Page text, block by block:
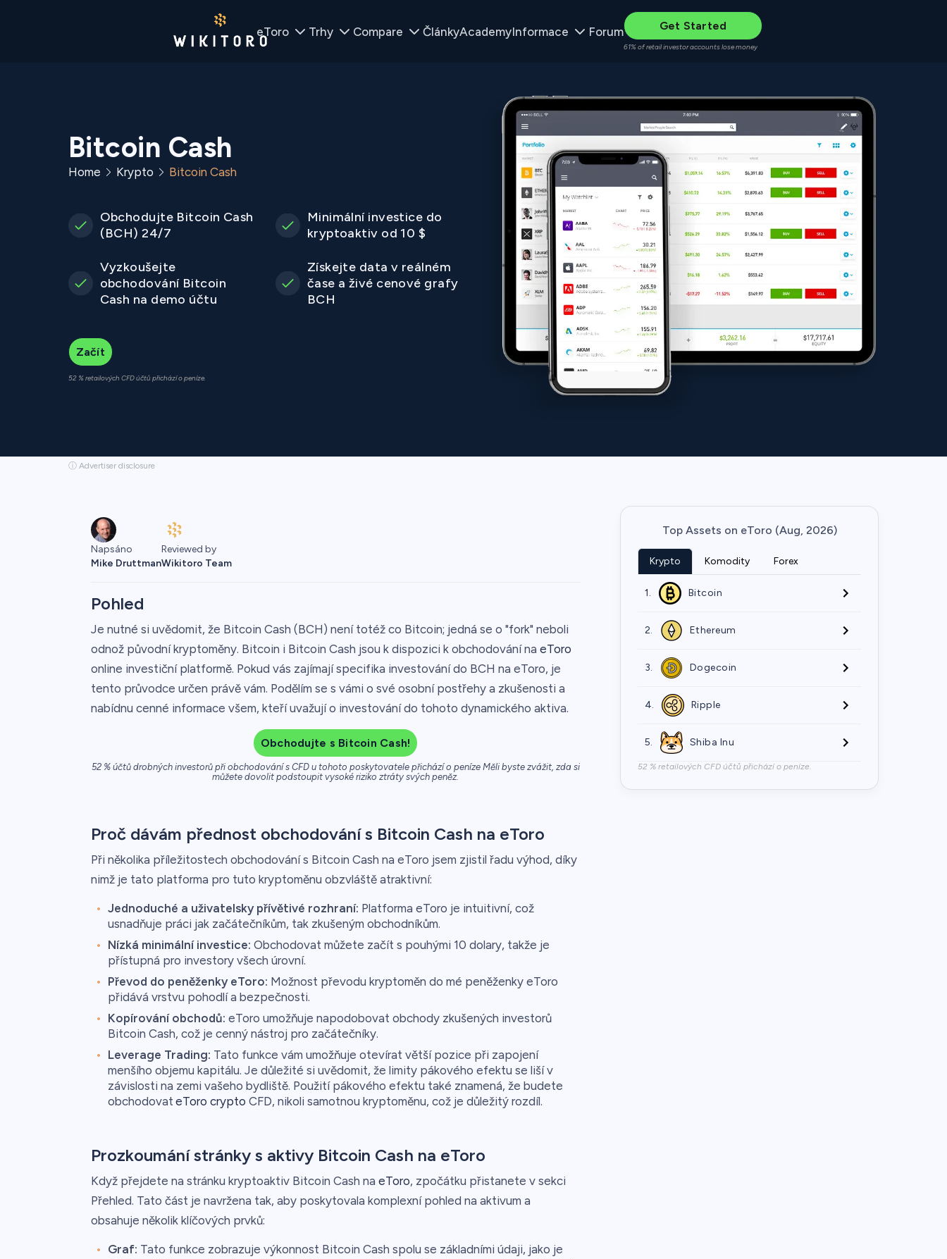
eToro Trhy Compare ČlánkyAcademyInformace Forum Get Started
61% of retail investor accounts lose money
Bitcoin Cash
Home Krypto Bitcoin Cash
Obchodujte Bitcoin Cash
(BCH) 24/7
Minimální investice do
kryptoaktiv od 10 $
Vyzkoušejte
obchodování Bitcoin
Cash na demo účtu
Získejte data v reálném
čase a živé cenové grafy
BCH
Začít
52 % retailových CFD účtů přichází o peníze.
ⓘ Advertiser disclosure
Napsáno
Mike Druttman
Reviewed by
Wikitoro Team
Pohled
Je nutné si uvědomit, že Bitcoin Cash (BCH) není totéž co Bitcoin; jedná se o "fork" neboli
odnož původní kryptoměny. Bitcoin i Bitcoin Cash jsou k dispozici k obchodování na eToro
online investiční platformě. Pokud vás zajímají specifika investování do BCH na eToro, je
tento průvodce určen právě vám. Podělím se s vámi o své osobní postřehy a zkušenosti a
nabídnu cenné informace všem, kteří uvažují o investování do tohoto dynamického aktiva.
Obchodujte s Bitcoin Cash!
52 % účtů drobných investorů při obchodování s CFD u tohoto poskytovatele přichází o peníze Měli byste zvážit, zda si
můžete dovolit podstoupit vysoké riziko ztráty svých peněz.
Proč dávám přednost obchodování s Bitcoin Cash na eToro
Při několika příležitostech obchodování s Bitcoin Cash na eToro jsem zjistil řadu výhod, díky
nimž je tato platforma pro tuto kryptoměnu obzvláště atraktivní:
Jednoduché a uživatelsky přívětivé rozhraní: Platforma eToro je intuitivní, což
usnadňuje práci jak začátečníkům, tak zkušeným obchodníkům.
Nízká minimální investice: Obchodovat můžete začít s pouhými 10 dolary, takže je
přístupná pro investory všech úrovní.
Převod do peněženky eToro: Možnost převodu kryptoměn do mé peněženky eToro
přidává vrstvu pohodlí a bezpečnosti.
Kopírování obchodů: eToro umožňuje napodobovat obchody zkušených investorů
Bitcoin Cash, což je cenný nástroj pro začátečníky.
Leverage Trading: Tato funkce vám umožňuje otevírat větší pozice při zapojení
menšího objemu kapitálu. Je důležité si uvědomit, že limity pákového efektu se liší v
závislosti na zemi vašeho bydliště. Použití pákového efektu také znamená, že budete
obchodovateToro crypto CFD, nikoli samotnou kryptoměnu, což je důležitý rozdíl.
Prozkoumání stránky s aktivy Bitcoin Cash na eToro
Když přejdete na stránku kryptoaktiv Bitcoin Cash na eToro, zpočátku přistanete v sekci
Přehled. Tato část je navržena tak, aby poskytovala komplexní pohled na aktivum a
obsahuje několik klíčových prvků:
Graf: Tato funkce zobrazuje výkonnost Bitcoin Cash spolu se základními údaji, jako je
Top Assets on eToro (Aug, 2026)
Krypto Komodity Forex
1. Bitcoin
2. Ethereum
3. Dogecoin
4. Ripple
5. Shiba Inu
52 % retailových CFD účtů přichází o peníze.